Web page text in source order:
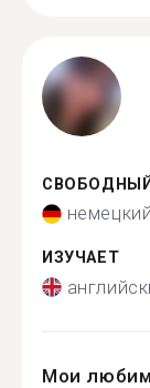
СВОБОДНЫЙ
ИЗУЧАЕТ
Мои